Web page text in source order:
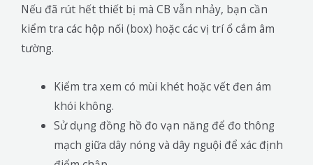
Nếu đã rút hết thiết bị mà CB vẫn nhảy, bạn cần
kiểm tra các hộp nối (box) hoặc các vị trí ổ cắm âm
tường.
Kiểm tra xem có mùi khét hoặc vết đen ám
khói không.
Sử dụng đồng hồ đo vạn năng để đo thông
mạch giữa dây nóng và dây nguội để xác định